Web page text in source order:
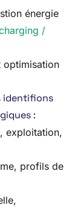
énergie
/
optimisation
identifions
:
exploitation,
profils de